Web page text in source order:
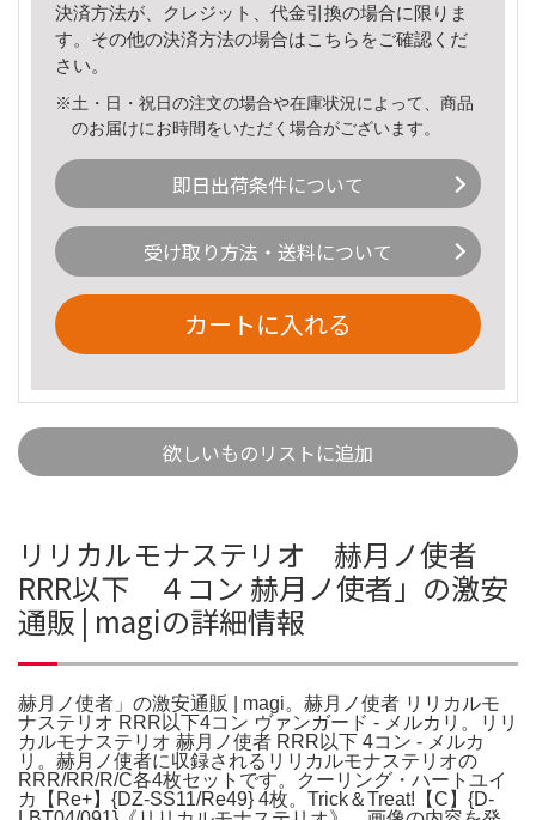
決済方法が、クレジット、代金引換の場合に限りま
す。その他の決済方法の場合はこちら をご確認くだ
さい。
※土・日・祝日の注文の場合や在庫状況によって、商品
のお届けにお時間をいただく場合がございます。
即日出荷条件について
受け取り方法・送料について
カートに入れる
欲しいものリストに追加
リリカルモナステリオ 赫月ノ使者
RRR以下 ４コン 赫月ノ使者」の激安
通販 | magiの詳細情報
赫月ノ使者」の激安通販 | magi。赫月ノ使者 リリカルモ
ナステリオ RRR以下4コン ヴァンガード - メルカリ。リリ
カルモナステリオ 赫月ノ使者 RRR以下 4コン - メルカ
リ。赫月ノ使者に収録されるリリカルモナステリオの
RRR/RR/R/C各4枚セットです。クーリング・ハートユイ
カ【Re+】{DZ-SS11/Re49} 4枚。Trick＆Treat!【C】{D-